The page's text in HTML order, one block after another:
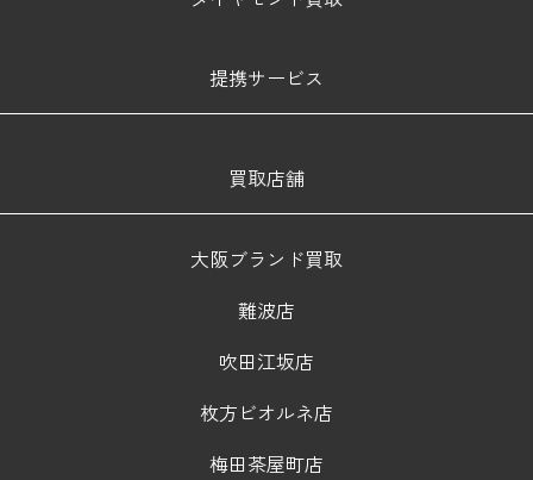
提携サービス
買取店舗
大阪ブランド買取
難波店
吹田江坂店
枚方ビオルネ店
梅田茶屋町店